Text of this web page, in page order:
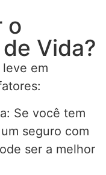
o
Vida?
em
Se você tem
seguro com
ser a melhor